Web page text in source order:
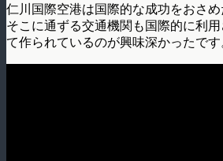
仁川国際空港は国際的な成功をおさめ
そこに通ずる交通機関も国際的に利
て作られているのが興味深かったです